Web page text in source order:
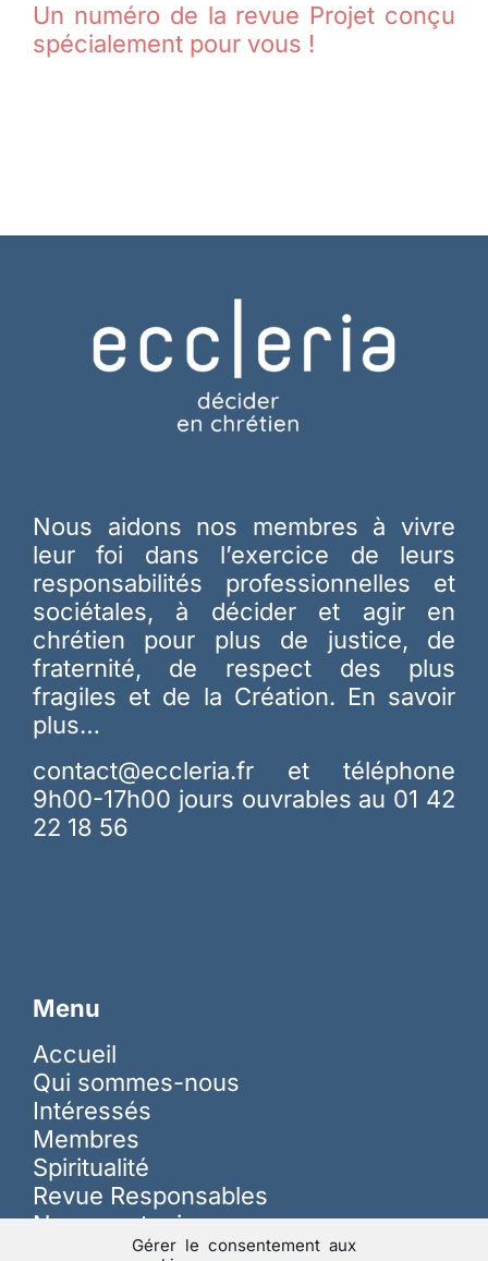
Gérer le consentement aux
Un numéro de la revue Projet conçu
spécialement pour vous !
Nous aidons nos membres à vivre
leur foi dans l’exercice de leurs
responsabilités professionnelles et
sociétales, à décider et agir en
chrétien pour plus de justice, de
fraternité, de respect des plus
fragiles et de la Création. En savoir
plus…
contact@eccleria.fr et téléphone
9h00-17h00 jours ouvrables au 01 42
22 18 56
Menu
Accueil
Qui sommes-nous
Intéressés
Membres
Spiritualité
Revue Responsables
Nous soutenir